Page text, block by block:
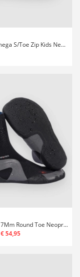
3Mm Omega S/Toe Zip Kids Neoprénové boty
D/Patrol 7Mm Round Toe Neoprénové boty
€ 54,95